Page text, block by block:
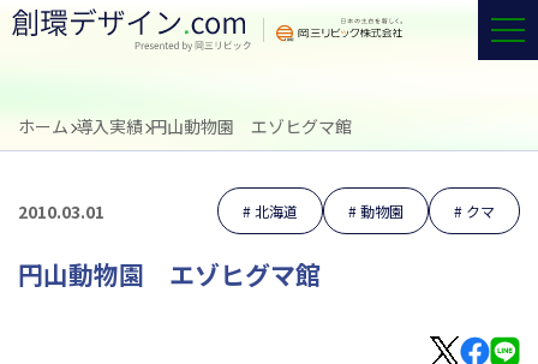
ホーム 導入実績 円山動物園 エゾヒグマ館
2010.03.01 北海道 動物園 クマ
円山動物園 エゾヒグマ館